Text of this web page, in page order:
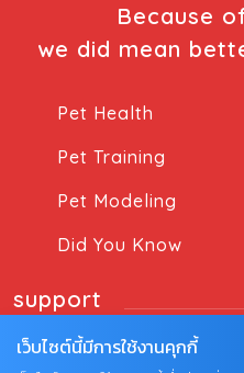
Because
we did mean
Pet Health
Pet Training
Pet Modeling
Did You Know
support
เว็บไซต์นี้มีการใช้งานคุกกี้